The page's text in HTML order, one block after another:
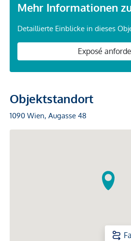
Mehr Informationen
Detaillierte Einblicke in dieses
Exposé
Objektstandort
1090 Wien, Augasse 48